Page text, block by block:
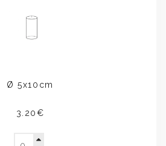
Ø 5x10cm
3.20€